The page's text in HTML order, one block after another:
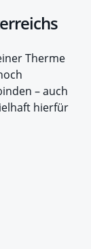
Therme
– auch
hierfür